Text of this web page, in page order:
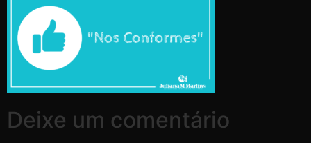
Deixe um comentário